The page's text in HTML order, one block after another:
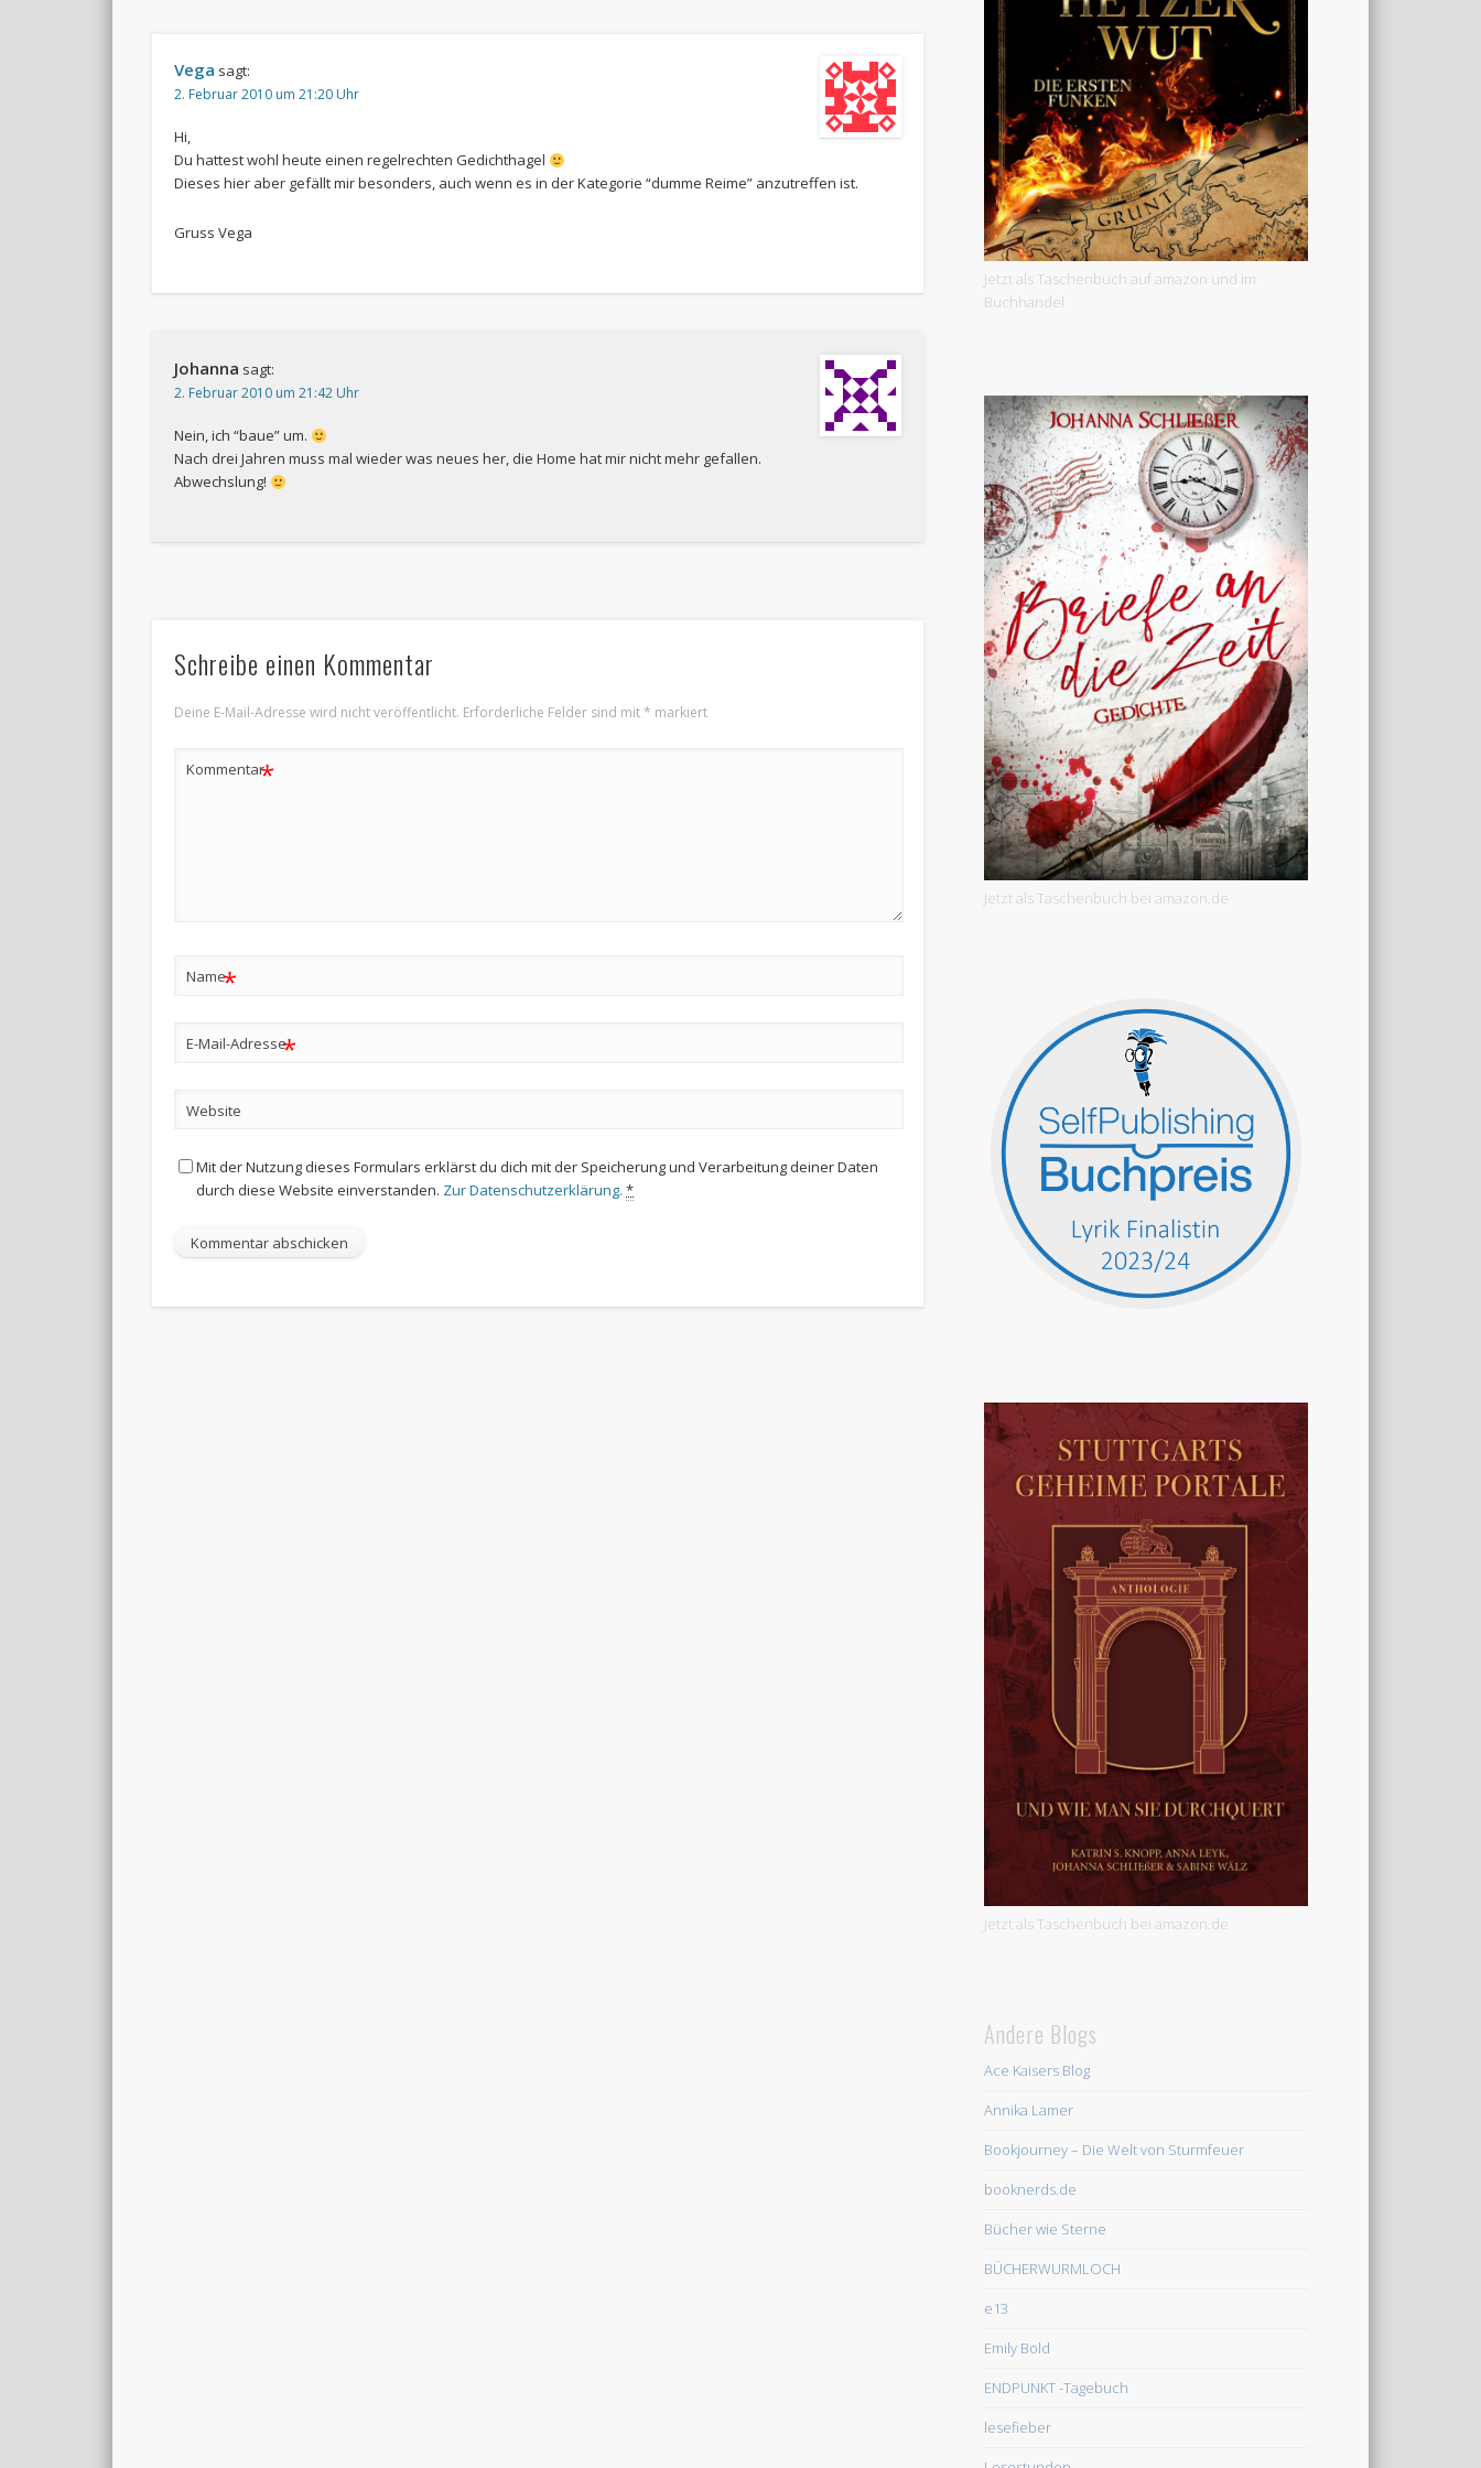
Vega sagt:
2. Februar 2010 um 21:20 Uhr
Hi,
Du hattest wohl heute einen regelrechten Gedichthagel
Dieses hier aber gefällt mir besonders, auch wenn es in der Kategorie “dumme Reime” anzutreffen ist.
Gruss Vega
Johanna sagt:
2. Februar 2010 um 21:42 Uhr
Nein, ich “baue” um.
Nach drei Jahren muss mal wieder was neues her, die Home hat mir nicht mehr gefallen.
Abwechslung!
Schreibe einen Kommentar
Deine E-Mail-Adresse wird nicht veröffentlicht. Erforderliche Felder sind mit* markiert
Kommentar*
Name*
E-Mail-Adresse*
Website
Mit der Nutzung dieses Formulars erklärst du dich mit der Speicherung und Verarbeitung deiner Daten
durch diese Website einverstanden. Zur Datenschutzerklärung. *
Jetzt als Taschenbuch auf amazon und im
Buchhandel
Jetzt als Taschenbuch bei amazon.de
Jetzt als Taschenbuch bei amazon.de
Andere Blogs
Ace Kaisers Blog
Annika Lamer
Bookjourney – Die Welt von Sturmfeuer
booknerds.de
Bücher wie Sterne
BÜCHERWURMLOCH
e13
Emily Bold
ENDPUNKT -Tagebuch
lesefieber